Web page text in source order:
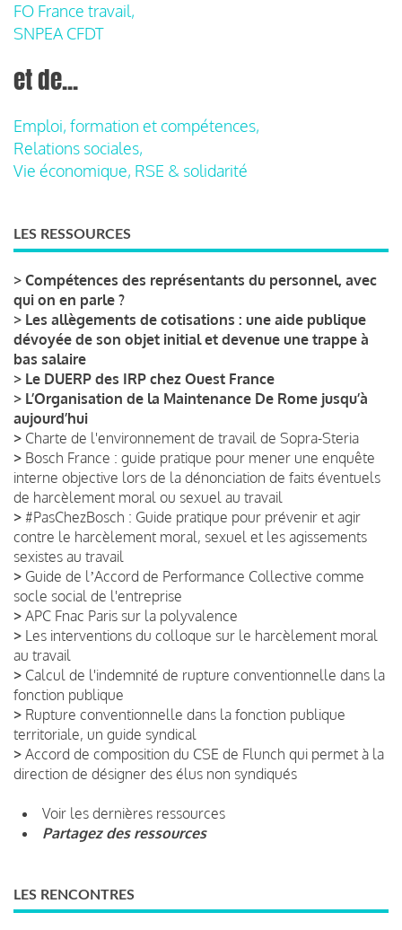
FO France travail,
SNPEA CFDT
et de...
Emploi, formation et compétences,
Relations sociales,
Vie économique, RSE & solidarité
LES RESSOURCES
> Compétences des représentants du personnel, avec
qui on en parle ?
> Les allègements de cotisations : une aide publique
dévoyée de son objet initial et devenue une trappe à
bas salaire
> Le DUERP des IRP chez Ouest France
> L’Organisation de la Maintenance De Rome jusqu’à
aujourd’hui
> Charte de l'environnement de travail de Sopra-Steria
> Bosch France : guide pratique pour mener une enquête
interne objective lors de la dénonciation de faits éventuels
de harcèlement moral ou sexuel au travail
> #PasChezBosch : Guide pratique pour prévenir et agir
contre le harcèlement moral, sexuel et les agissements
sexistes au travail
> Guide de lʼAccord de Performance Collective comme
socle social de l'entreprise
> APC Fnac Paris sur la polyvalence
> Les interventions du colloque sur le harcèlement moral
au travail
> Calcul de l'indemnité de rupture conventionnelle dans la
fonction publique
> Rupture conventionnelle dans la fonction publique
territoriale, un guide syndical
> Accord de composition du CSE de Flunch qui permet à la
direction de désigner des élus non syndiqués
Voir les dernières ressources
Partagez des ressources
LES RENCONTRES